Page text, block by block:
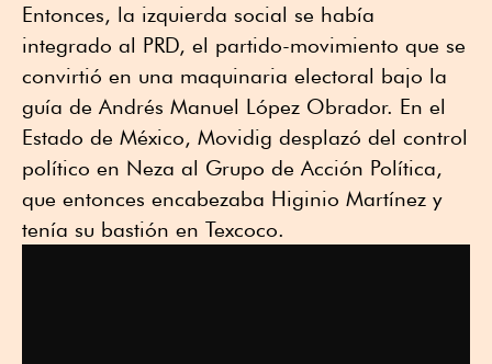
Entonces, la izquierda social se había
integrado al PRD, el partido-movimiento que se
convirtió en una maquinaria electoral bajo la
guía de Andrés Manuel López Obrador. En el
Estado de México, Movidig desplazó del control
político en Neza al Grupo de Acción Política,
que entonces encabezaba Higinio Martínez y
tenía su bastión en Texcoco.